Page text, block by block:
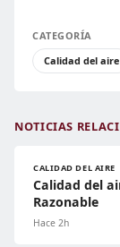
CATEGORÍA
Calidad del aire
NOTICIAS
CALIDAD DEL AIRE
Calidad del
Razonable
Hace 2h